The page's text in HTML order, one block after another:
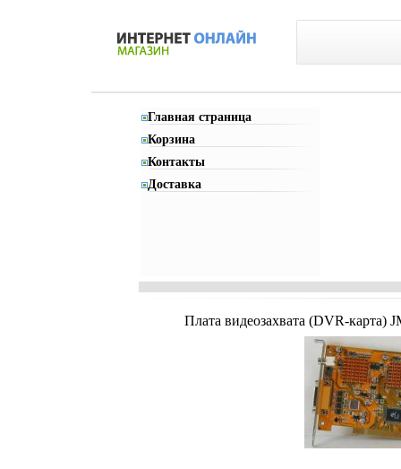
Главная страница
Корзина
Контакты
Доставка
Плата видеозахвата (DVR-карта)